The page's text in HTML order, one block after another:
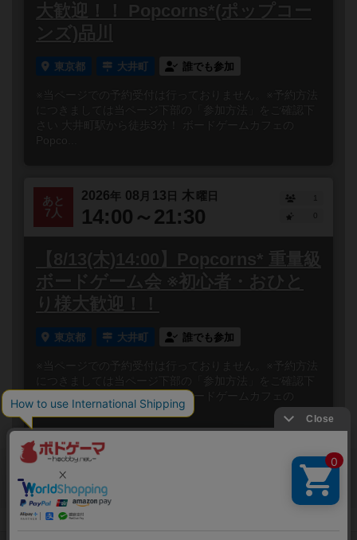
大歓迎！！ Popcorns*(ポップコー
ンズ)品川
東京都 大井町 誰でも参加
※当ページでの予約受付は行っておりません。※予約方法
につきましては当ページ下部の「参加方法」をご確認下
さい 大井町駅から徒歩3分！ ボードゲームカフェの
Popco...
あと
7人
2026年 08 月 13 日 木曜日
14:00～21:30
1
【8/13(木)14:00】Popcorns* 重量級
ボードゲーム会 ※初心者・おひと
り様大歓迎！！
東京都 大井町 誰でも参加
※当ページでの予約受付は行っておりません。※予約方法
につきましては当ページ下部の「参加方法」をご確認下
さい 大井町駅から徒歩3分！ ボードゲームカフェの
Popco...
閉じる
ボードゲームのプレイ履歴を記録し
自分のデータを管理しませんか？